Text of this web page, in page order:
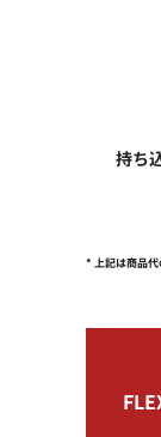
持ち
* 上記は商品代